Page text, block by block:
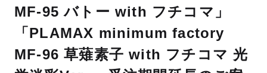
MF-95 バトー with フチコマ」
「PLAMAX minimum factory
MF-96 草薙素子 with フチコマ 光